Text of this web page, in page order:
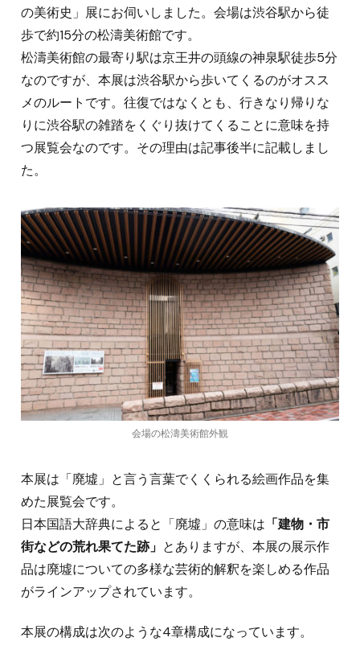
の美術史」展にお伺いしました。会場は渋谷駅から徒
歩で約15分の松濤美術館です。
松濤美術館の最寄り駅は京王井の頭線の神泉駅徒歩5分
なのですが、本展は渋谷駅から歩いてくるのがオスス
メのルートです。往復ではなくとも、行きなり帰りな
りに渋谷駅の雑踏をくぐり抜けてくることに意味を持
つ展覧会なのです。その理由は記事後半に記載しまし
た。
会場の松濤美術館外観
本展は「廃墟」と言う言葉でくくられる絵画作品を集
めた展覧会です。
日本国語大辞典によると「廃墟」の意味は 「建物・市
街などの荒れ果てた跡」 とありますが、本展の展示作
品は廃墟についての多様な芸術的解釈を楽しめる作品
がラインアップされています。
本展の構成は次のような4章構成になっています。